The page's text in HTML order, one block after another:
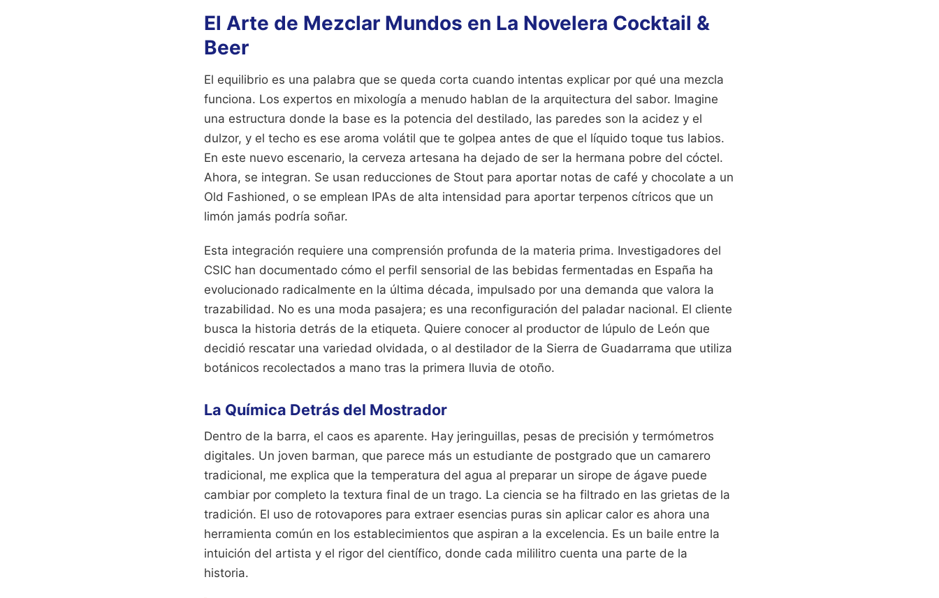
El Arte de Mezclar Mundos en La Novelera Cocktail &
Beer
El equilibrio es una palabra que se queda corta cuando intentas explicar por qué una mezcla
funciona. Los expertos en mixología a menudo hablan de la arquitectura del sabor. Imagine
una estructura donde la base es la potencia del destilado, las paredes son la acidez y el
dulzor, y el techo es ese aroma volátil que te golpea antes de que el líquido toque tus labios.
En este nuevo escenario, la cerveza artesana ha dejado de ser la hermana pobre del cóctel.
Ahora, se integran. Se usan reducciones de Stout para aportar notas de café y chocolate a un
Old Fashioned, o se emplean IPAs de alta intensidad para aportar terpenos cítricos que un
limón jamás podría soñar.
Esta integración requiere una comprensión profunda de la materia prima. Investigadores del
CSIC han documentado cómo el perfil sensorial de las bebidas fermentadas en España ha
evolucionado radicalmente en la última década, impulsado por una demanda que valora la
trazabilidad. No es una moda pasajera; es una reconfiguración del paladar nacional. El cliente
busca la historia detrás de la etiqueta. Quiere conocer al productor de lúpulo de León que
decidió rescatar una variedad olvidada, o al destilador de la Sierra de Guadarrama que utiliza
botánicos recolectados a mano tras la primera lluvia de otoño.
La Química Detrás del Mostrador
Dentro de la barra, el caos es aparente. Hay jeringuillas, pesas de precisión y termómetros
digitales. Un joven barman, que parece más un estudiante de postgrado que un camarero
tradicional, me explica que la temperatura del agua al preparar un sirope de ágave puede
cambiar por completo la textura final de un trago. La ciencia se ha filtrado en las grietas de la
tradición. El uso de rotovapores para extraer esencias puras sin aplicar calor es ahora una
herramienta común en los establecimientos que aspiran a la excelencia. Es un baile entre la
intuición del artista y el rigor del científico, donde cada mililitro cuenta una parte de la
historia.